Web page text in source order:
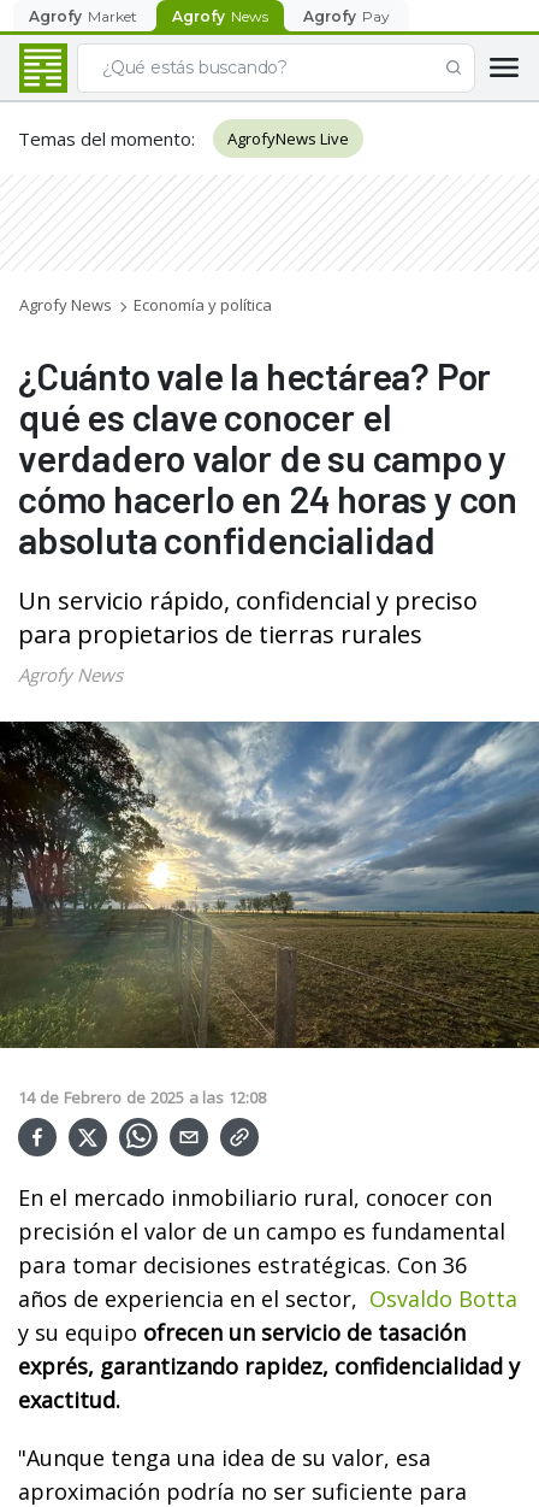
Agrofy Market Agrofy News Agrofy Pay
Temas del momento: AgrofyNews Live
Agrofy News Economía y política
¿Cuánto vale la hectárea? Por
qué es clave conocer el
verdadero valor de su campo y
cómo hacerlo en 24 horas y con
absoluta confidencialidad
Un servicio rápido, confidencial y preciso
para propietarios de tierras rurales
Agrofy News
14 de Febrero de 2025 a las 12:08
En el mercado inmobiliario rural, conocer con
precisión el valor de un campo es fundamental
para tomar decisiones estratégicas. Con 36
años de experiencia en el sector, Osvaldo Botta
y su equipo ofrecen un servicio de tasación
exprés, garantizando rapidez, confidencialidad y
exactitud.
"Aunque tenga una idea de su valor, esa
aproximación podría no ser suficiente para